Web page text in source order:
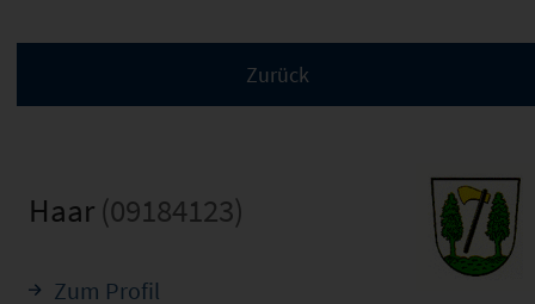
Haar (09184123)
Zum Profil